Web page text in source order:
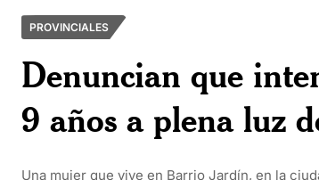
PROVINCIALES
Denuncian que
9 años a plena luz
Una mujer que vive en Barrio Jardín, en la